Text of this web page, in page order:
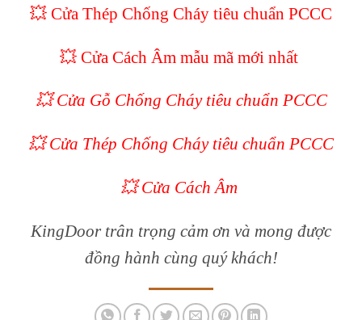
💥 Cửa Thép Chống Cháy tiêu chuẩn PCCC
💥 Cửa Cách Âm mẫu mã mới nhất
💥 Cửa Gỗ Chống Cháy tiêu chuẩn PCCC
💥 Cửa Thép Chống Cháy tiêu chuẩn PCCC
💥Cửa Cách Âm
KingDoor trân trọng cảm ơn và mong được
đồng hành cùng quý khách!